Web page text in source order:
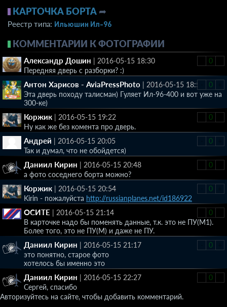
КАРТОЧКА БОРТА ➦
Реестр типа: Ильюшин Ил-96
КОММЕНТАРИИ К ФОТОГРАФИИ
0
Александр Дошин | 2016-05-15 18:30
Передняя дверь с разборки? :)
0
Антон Харисов - AviaPressPhoto | 2016-05-15 18:55
Эта дверь походу талисман) Гуляет Ил-96-400 и вот уже на
300-ке)
0
Коржик | 2016-05-15 19:22
Ну как же без комента про дверь.
0
Андрей | 2016-05-15 20:05
Так и думал, что не обойдется)
0
Даниил Кирин | 2016-05-15 20:48
а фото соседнего борта можно?
0
Коржик | 2016-05-15 20:54
Kirin - пожалуйста http://russianplanes.net/id186922
0
ОСИТЕ | 2016-05-15 21:14
В карточке надо бы поменять данные, т.к. это не ПУ(М1).
Более того, это не ПУ(М) и даже не ПУ.
0
Даниил Кирин | 2016-05-15 21:17
это понятно, старое фото
хотелось бы именно это
0
Даниил Кирин | 2016-05-15 22:27
Сергей, спасибо
Авторизуйтесь на сайте, чтобы добавить комментарий.